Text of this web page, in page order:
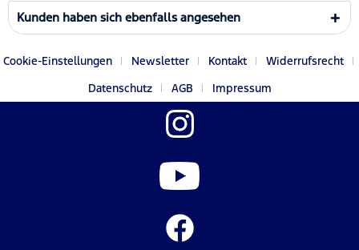
Kunden haben sich ebenfalls angesehen
Cookie-Einstellungen Newsletter Kontakt
Widerrufsrecht
Datenschutz
AGB Impressum